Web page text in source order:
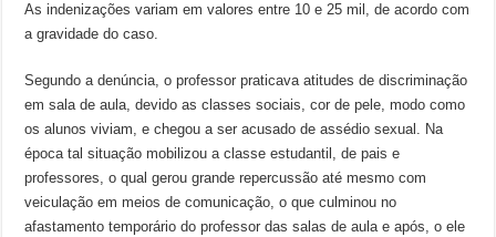
As indenizações variam em valores entre 10 e 25 mil, de acordo com
a gravidade do caso.
Segundo a denúncia, o professor praticava atitudes de discriminação
em sala de aula, devido as classes sociais, cor de pele, modo como
os alunos viviam, e chegou a ser acusado de assédio sexual. Na
época tal situação mobilizou a classe estudantil, de pais e
professores, o qual gerou grande repercussão até mesmo com
veiculação em meios de comunicação, o que culminou no
afastamento temporário do professor das salas de aula e após, o ele